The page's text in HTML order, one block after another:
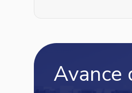
Avance